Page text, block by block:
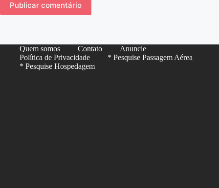
Publicar comentário
Quem somos Contato
Anuncie
Política de Privacidade
* Pesquise Passagem Aérea
* Pesquise Hospedagem